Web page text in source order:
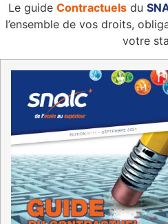
Le guide Contractuelsdu
l’ensemble de vos droits,
votre